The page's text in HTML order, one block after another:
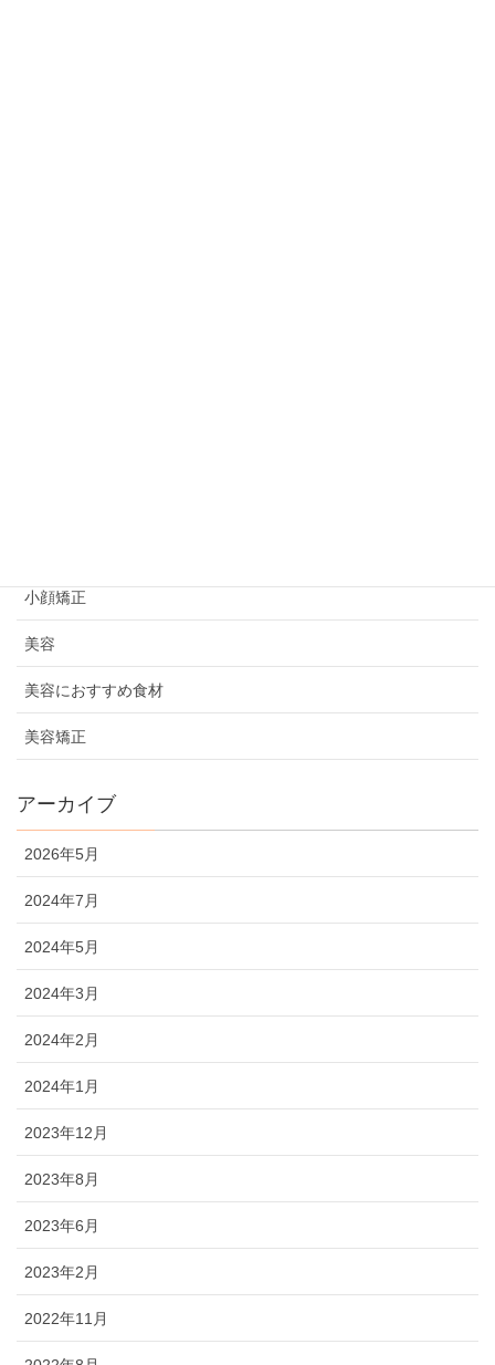
小顔矯正
美容
美容におすすめ食材
美容矯正
アーカイブ
2026年5月
2024年7月
2024年5月
2024年3月
2024年2月
2024年1月
2023年12月
2023年8月
2023年6月
2023年2月
2022年11月